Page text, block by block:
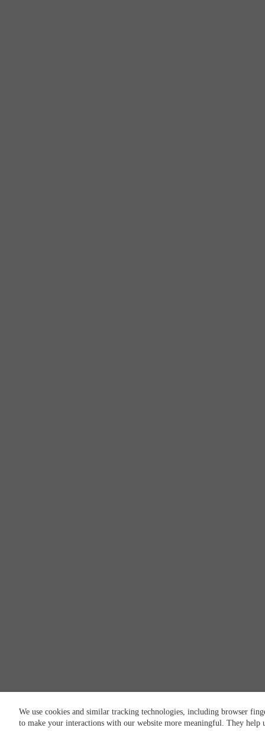
We use cookies and similar tracking technologies, including browser
to make your interactions with our website more meaningful. They help